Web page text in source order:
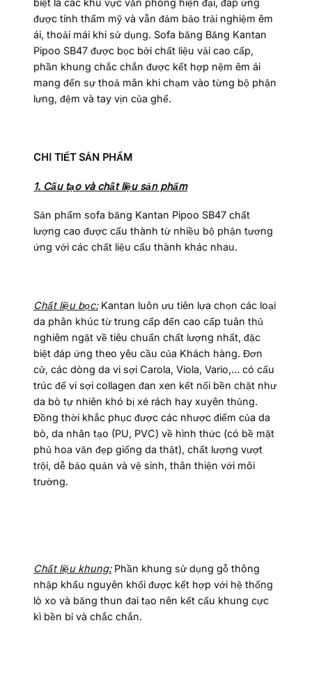
biệt là các khu vực văn phòng hiện đại, đáp ứng
được tính thẩm mỹ và vẫn đảm bảo trải nghiệm êm
ái, thoải mái khi sử dụng. Sofa băng Băng Kantan
Pipoo SB47 được bọc bởi chất liệu vải cao cấp,
phần khung chắc chắn được kết hợp nệm êm ái
mang đến sự thoả mãn khi chạm vào từng bộ phận
lưng, đệm và tay vịn của ghế.
CHI TIẾT SẢN PHẨM
1. Cấu tạo và chất liệu sản phẩm
Sản phẩm sofa băng Kantan Pipoo SB47 chất
lượng cao được cấu thành từ nhiều bộ phận tương
ứng với các chất liệu cấu thành khác nhau.
Chất liệu bọc:Kantan luôn ưu tiên lựa chọn các loại
da phân khúc từ trung cấp đến cao cấp tuân thủ
nghiêm ngặt về tiêu chuẩn chất lượng nhất, đặc
biệt đáp ứng theo yêu cầu của Khách hàng. Đơn
cử, các dòng da vi sợi Carola, Viola, Vario,… có cấu
trúc đế vi sợi collagen đan xen kết nối bền chặt như
da bò tự nhiên khó bị xé rách hay xuyên thủng.
Đồng thời khắc phục được các nhược điểm của da
bò, da nhân tạo (PU, PVC) về hình thức (có bề mặt
phủ hoa văn đẹp giống da thật), chất lượng vượt
trội, dễ bảo quản và vệ sinh, thân thiện với môi
trường.
Chất liệu khung:Phần khung sử dụng gỗ thông
nhập khẩu nguyên khối được kết hợp với hệ thống
lò xo và băng thun đai tạo nên kết cấu khung cực
kì bền bỉ và chắc chắn.